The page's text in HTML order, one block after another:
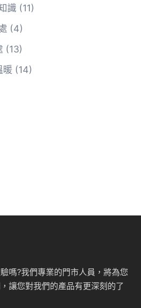
識 (11)
(4)
(13)
暖 (14)
嗎?我們專業的門市人員，將為您
讓您對我們的產品有更深刻的了